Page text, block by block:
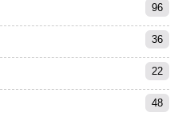
96
36
22
48